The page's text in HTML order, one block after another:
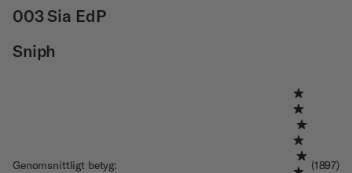
003 Sia EdP
Sniph
Genomsnittligt betyg: (1897)